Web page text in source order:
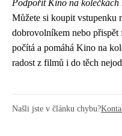
Podpořit Kino na kolečkách
Můžete si koupit vstupenku
dobrovolníkem nebo přispět
počítá a pomáhá Kino na
radost z filmů i do těch
Našli jste v článku chybu?